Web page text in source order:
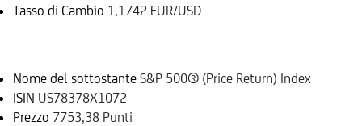
Tasso di Cambio 1,1742 EUR/USD
Nome del sottostante S&P 500® (Price Return) Index
ISIN US78378X1072
Prezzo 7753,38 Punti